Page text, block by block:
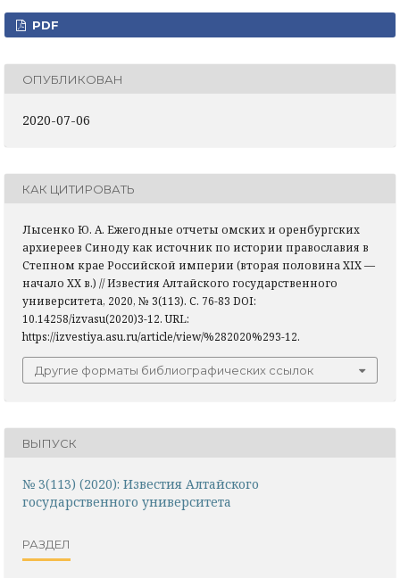
PDF
ОПУБЛИКОВАН
2020-07-06
КАК ЦИТИРОВАТЬ
Лысенко Ю. А. Ежегодные отчеты омских и оренбургских
архиереев Синоду как источник по истории православия в
Степном крае Российской империи (вторая половина XIX —
начало ХХ в.) // Известия Алтайского государственного
университета, 2020, № 3(113). С. 76-83 DOI:
10.14258/izvasu(2020)3-12. URL:
https://izvestiya.asu.ru/article/view/%282020%293-12.
Другие форматы библиографических ссылок
ВЫПУСК
№ 3(113) (2020): Известия Алтайского
государственного университета
РАЗДЕЛ